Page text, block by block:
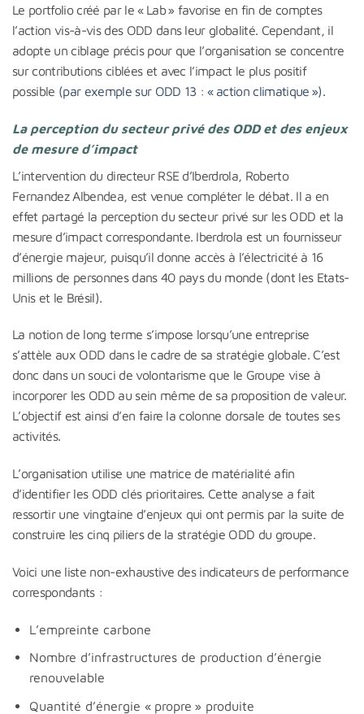
Le portfolio créé par le « Lab » favorise en fin de comptes
l’action vis-à-vis des ODD dans leur globalité. Cependant, il
adopte un ciblage précis pour que l’organisation se concentre
sur contributions ciblées et avec l’impact le plus positif
possible (par exemple sur ODD 13 : « action climatique »).
La perception du secteur privé des ODD et des enjeux
de mesure d’impact
L’intervention du directeur RSE d’Iberdrola, Roberto
Fernandez Albendea, est venue compléter le débat. Il a en
effet partagé la perception du secteur privé sur les ODD et la
mesure d’impact correspondante. Iberdrola est un fournisseur
d’énergie majeur, puisqu’il donne accès à l’électricité à 16
millions de personnes dans 40 pays du monde (dont les Etats-
Unis et le Brésil).
La notion de long terme s’impose lorsqu’une entreprise
s’attèle aux ODD dans le cadre de sa stratégie globale. C’est
donc dans un souci de volontarisme que le Groupe vise à
incorporer les ODD au sein même de sa proposition de valeur.
L’objectif est ainsi d’en faire la colonne dorsale de toutes ses
activités.
L’organisation utilise une matrice de matérialité afin
d’identifier les ODD clés prioritaires. Cette analyse a fait
ressortir une vingtaine d’enjeux qui ont permis par la suite de
construire les cinq piliers de la stratégie ODD du groupe.
Voici une liste non-exhaustive des indicateurs de performance
correspondants :
L’empreinte carbone
Nombre d’infrastructures de production d’énergie
renouvelable
Quantité d’énergie « propre » produite